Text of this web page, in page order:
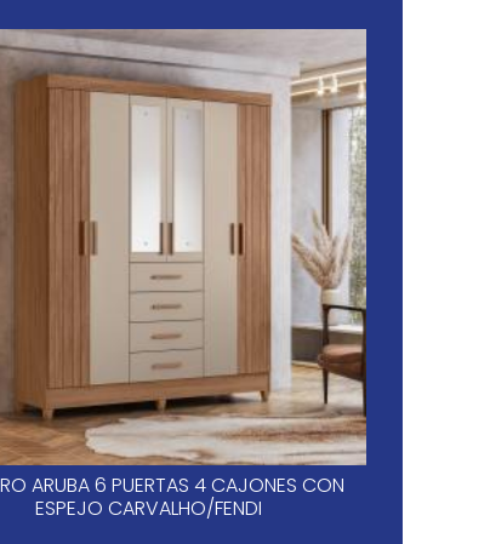
ARUBA 6 PUERTAS 4 CAJONES CON
ESPEJO CARVALHO/FENDI